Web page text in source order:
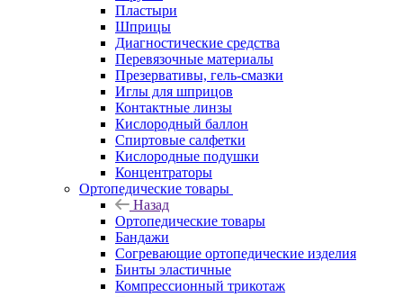
Пластыри
Шприцы
Диагностические средства
Перевязочные материалы
Презервативы, гель-смазки
Иглы для шприцов
Контактные линзы
Кислородный баллон
Спиртовые салфетки
Кислородные подушки
Концентраторы
Ортопедические товары
Назад
Ортопедические товары
Бандажи
Согревающие ортопедические изделия
Бинты эластичные
Компрессионный трикотаж